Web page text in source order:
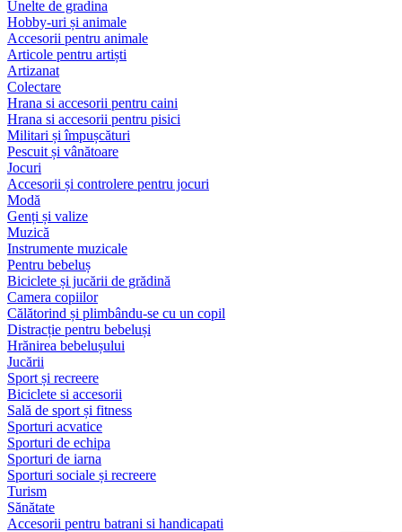
Unelte de gradina
Hobby-uri și animale
Accesorii pentru animale
Articole pentru artiști
Artizanat
Colectare
Hrana si accesorii pentru caini
Hrana si accesorii pentru pisici
Militari și împușcături
Pescuit și vânătoare
Jocuri
Accesorii și controlere pentru jocuri
Modă
Genți și valize
Muzică
Instrumente muzicale
Pentru bebeluș
Biciclete și jucării de grădină
Camera copiilor
Călătorind și plimbându-se cu un copil
Distracție pentru bebeluși
Hrănirea bebelușului
Jucării
Sport și recreere
Biciclete si accesorii
Sală de sport și fitness
Sporturi acvatice
Sporturi de echipa
Sporturi de iarna
Sporturi sociale și recreere
Turism
Sănătate
Accesorii pentru batrani si handicapati